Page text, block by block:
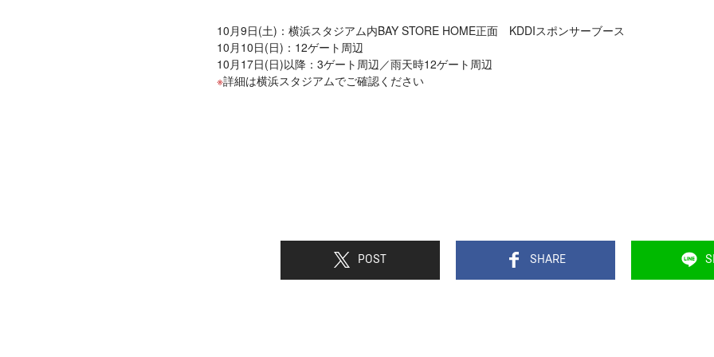
10月9日(土)：横浜スタジアム内BAY STORE HOME正面 KDDIスポンサーブース
10月10日(日)：12ゲート周辺
10月17日(日)以降：3ゲート周辺／雨天時12ゲート周辺
詳細は横浜スタジアムでご確認ください
POST SHARE